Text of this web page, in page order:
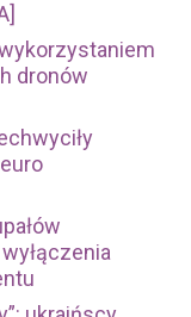
dronów